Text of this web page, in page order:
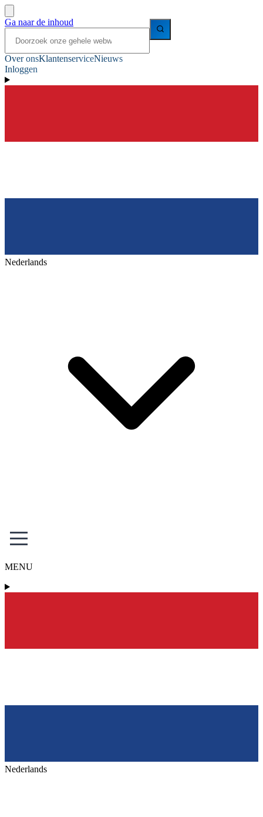
Ga naar de inhoud
Over onsKlantenserviceNieuws
Inloggen
Nederlands
MENU
Nederlands